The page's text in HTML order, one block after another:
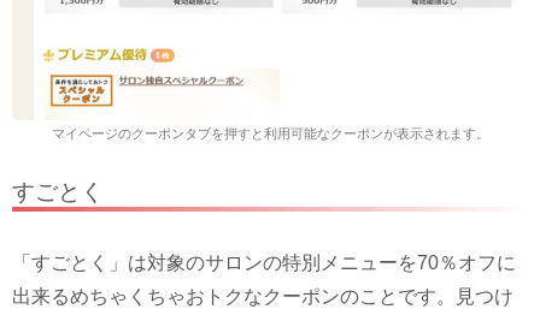
マイページのクーポンタブを押すと利用可能なクーポンが表示されます。
すごとく
「すごとく」は対象のサロンの特別メニューを70％オフに
出来るめちゃくちゃおトクなクーポンのことです。見つけ